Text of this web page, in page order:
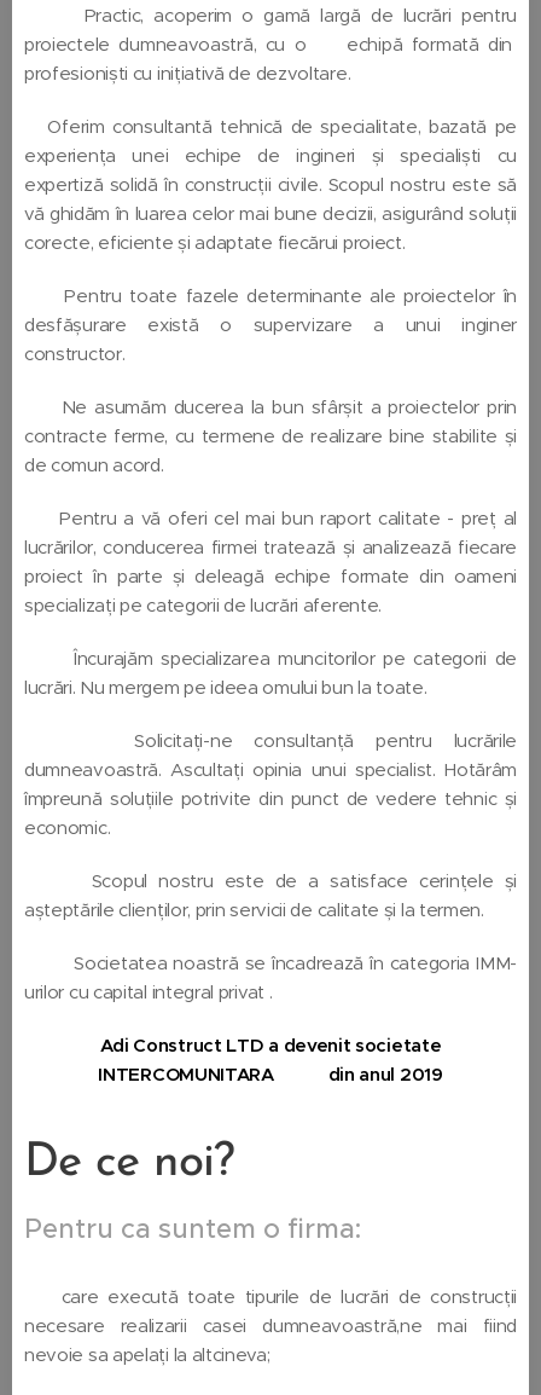
Practic, acoperim o gamă largă de lucrări pentru
proiectele dumneavoastră, cu o👷🏼 echipă formată din
profesioniști cu inițiativă de dezvoltare.
Oferim consultantă tehnică de specialitate, bazată pe
experiența unei echipe de ingineri și specialiști cu
expertiză solidă în construcții civile. Scopul nostru este să
vă ghidăm în luarea celor mai bune decizii, asigurând soluții
corecte, eficiente și adaptate fiecărui proiect.
Pentru toate fazele determinante ale proiectelor în
desfășurare există o supervizare a unui inginer
constructor.
Ne asumăm ducerea la bun sfârșit a proiectelor prin
contracte ferme, cu termene de realizare bine stabilite și
de comun acord.
Pentru a vă oferi cel mai bun raport calitate - preț al
lucrărilor, conducerea firmei tratează și analizează fiecare
proiect în parte și deleagă echipe formate din oameni
specializați pe categorii de lucrări aferente.
Încurajăm specializarea muncitorilor pe categorii de
lucrări. Nu mergem pe ideea omului bun la toate.
Solicitați-ne consultanță pentru lucrările
dumneavoastră. Ascultați opinia unui specialist. Hotărâm
împreună soluțiile potrivite din punct de vedere tehnic și
economic.
Scopul nostru este de a satisface cerințele și
așteptările clienților, prin servicii de calitate și la termen.
Societatea noastră se încadrează în categoria IMM-
urilor cu capital integral privat .
Adi Construct LTD a devenit societate
INTERCOMUNITARA 🇧🇬🇷🇴 din anul 2019
De ce noi?
Pentru ca suntem o firma:
🔴 care execută toate tipurile de lucrări de construcții
necesare realizarii casei dumneavoastră,ne mai fiind
nevoie sa apelați la altcineva;